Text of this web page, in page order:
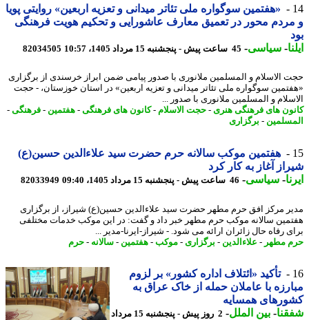
«هفتمین سوگواره ملی تئاتر میدانی و تعزیه اربعین» روایتی پویا
محور در تعمیق معارف عاشورایی و تحکیم هویت فرهنگی
-سیاسی-45 ساعت پیش - پنجشنبه 15 مرداد 1405، 10:57 82034505
الاسلام و المسلمین ملانوری با صدور پیامی ضمن ابراز خرسندی از برگزاری
سوگواره ملی تئاتر میدانی و تعزیه اربعین» در استان خوزستان، - حجت
و المسلمین ملانوری با صدور ...
های فرهنگی هنری- حجت الاسلام-کانون های فرهنگی-هفتمین-فرهنگی-
-برگزاری
هفتمین موکب سالانه حرم حضرت سید علاءالدین حسین(ع)
آغاز به کار کرد
-سیاسی-46 ساعت پیش - پنجشنبه 15 مرداد 1405، 09:40 82033949
مرکز افق حرم مطهر حضرت سید علاءالدین حسین(ع) شیراز، از برگزاری
سالانه موکب حرم مطهر خبر داد و گفت: در این موکب خدمات مختلفی
رفاه حال زائران ارائه می شود. - شیراز-ایرنا-مدیر ...
مطهر-علاءالدین-برگزاری - موکب-هفتمین-سالانه-حرم
تأکید «ائتلاف اداره کشور» بر لزوم
با عاملان حمله از خاک عراق به
همسایه
-بین الملل-
2 روز پیش - پنجشنبه 15 مرداد